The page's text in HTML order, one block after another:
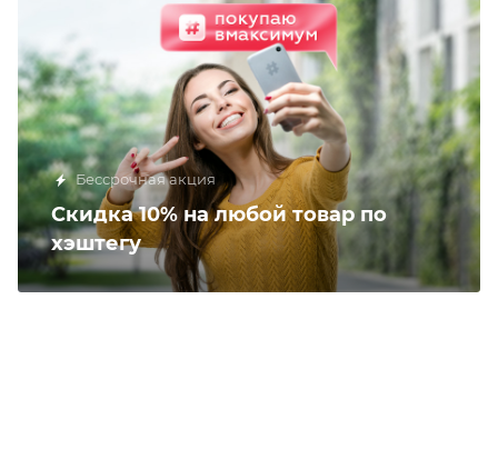
Бессрочная акция
Скидка 10% на любой товар по
хэштегу